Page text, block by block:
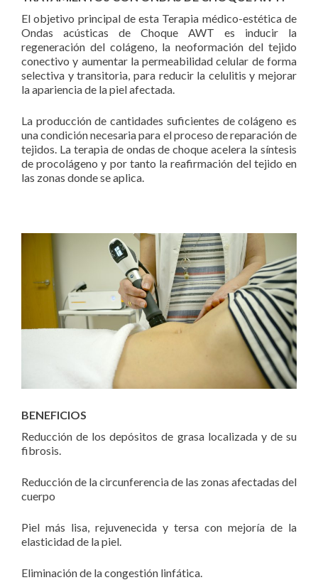
El objetivo principal de esta Terapia médico-estética de
Ondas acústicas de Choque AWT es inducir la
regeneración del colágeno, la neoformación del tejido
conectivo y aumentar la permeabilidad celular de forma
selectiva y transitoria, para reducir la celulitis y mejorar
la apariencia de la piel afectada.
La producción de cantidades suficientes de colágeno es
una condición necesaria para el proceso de reparación de
tejidos. La terapia de ondas de choque acelera la síntesis
de procolágeno y por tanto la reafirmación del tejido en
las zonas donde se aplica.
BENEFICIOS
Reducción de los depósitos de grasa localizada y de su
fibrosis.
Reducción de la circunferencia de las zonas afectadas del
cuerpo
Piel más lisa, rejuvenecida y tersa con mejoría de la
elasticidad de la piel.
Eliminación de la congestión linfática.